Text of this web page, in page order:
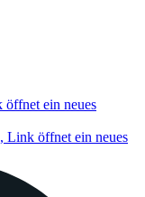
ein neues
Link öffnet ein neues